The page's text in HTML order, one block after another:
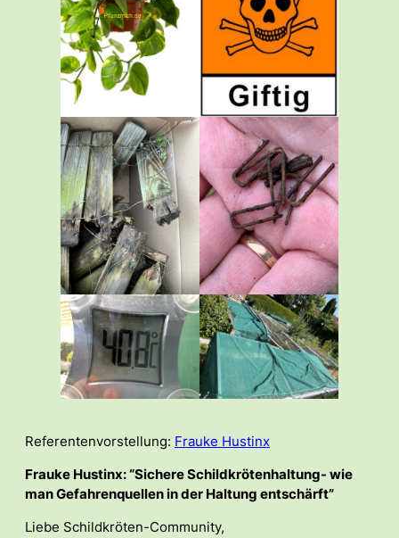
Referentenvorstellung: Frauke Hustinx
Frauke Hustinx: “Sichere Schildkrötenhaltung- wie
man Gefahrenquellen in der Haltung entschärft”
Liebe Schildkröten-Community,